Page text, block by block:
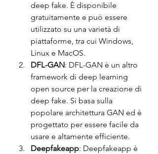
deep fake. È disponibile
gratuitamente e può essere
utilizzato su una varietà di
piattaforme, tra cui Windows,
Linux e MacOS.
DFL-GAN: DFL-GAN è un altro
framework di deep learning
open source per la creazione di
deep fake. Si basa sulla
popolare architettura GAN ed è
progettato per essere facile da
usare e altamente efficiente.
Deepfakeapp: Deepfakeapp è